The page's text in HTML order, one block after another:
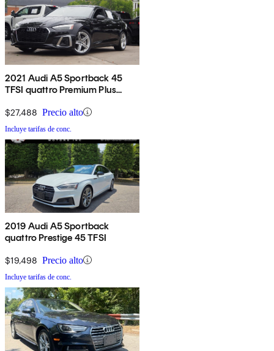
2021 Audi A5 Sportback 45
TFSI quattro Premium Plus
$27,488 Precio alto
Incluye tarifas de conc.
2019 Audi A5 Sportback
quattro Prestige 45 TFSI
$19,498 Precio alto
Incluye tarifas de conc.